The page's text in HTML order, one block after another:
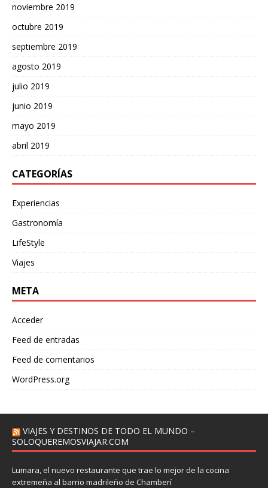
noviembre 2019
octubre 2019
septiembre 2019
agosto 2019
julio 2019
junio 2019
mayo 2019
abril 2019
CATEGORÍAS
Experiencias
Gastronomía
LifeStyle
Viajes
META
Acceder
Feed de entradas
Feed de comentarios
WordPress.org
VIAJES Y DESTINOS DE TODO EL MUNDO –
SOLOQUEREMOSVIAJAR.COM
Lumara, el nuevo restaurante que trae lo mejor de la cocina
extremeña al barrio madrileño de Chamberí